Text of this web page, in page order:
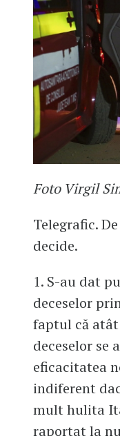
Foto Virgil
Telegrafic.
decide.
1. S-au dat
deceselor
faptul că
deceselor se
eficacitatea
indiferent
mult hulita
raportat la